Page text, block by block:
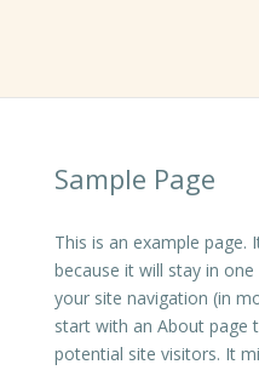
Sample Page
This is an example page.
because it will stay in
your site navigation (in
start with an About page
potential site visitors. It